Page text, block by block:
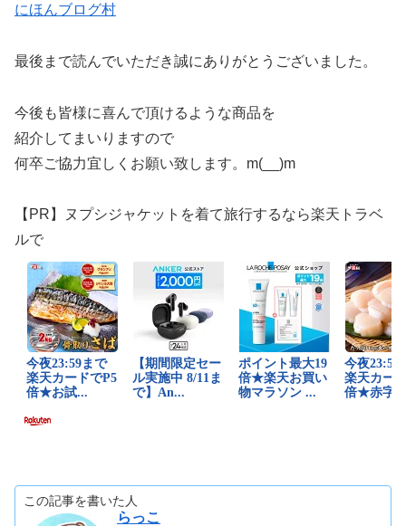
にほんブログ村
最後まで読んでいただき誠にありがとうございました。
今後も皆様に喜んで頂けるような商品を
紹介してまいりますので
何卒ご協力宜しくお願い致します。m(__)m
【PR】ヌプシジャケットを着て旅行するなら楽天トラベ
ルで
この記事を書いた人
らっこ